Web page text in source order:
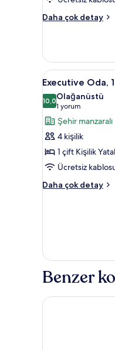
görün
Daha çok detay
Superior
beds
and
sofa)
hakkında
daha
fazla
detay
Executive
Oda,
1
Çift
Kişilik
Yatak
ve
Çekyat
için
8
Executive Oda,
10,010,0 / 10
Olağanüstü
1 yorum
(1
yorum)
Şehir manzaralı
4 kişilik
1 çift Kişilik
Ücretsiz
Daha çok detay
Executive
Çekyat
hakkında
daha
detay
Benzer
Fletcher Hotel-